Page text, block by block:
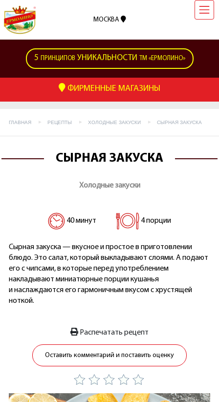
МОСКВА
5 ПРИНЦИПОВ УНИКАЛЬНОСТИ ТМ «ЕРМОЛИНО»
ФИРМЕННЫЕ МАГАЗИНЫ
ГЛАВНАЯ РЕЦЕПТЫ ХОЛОДНЫЕ ЗАКУСКИ СЫРНАЯ ЗАКУСКА
СЫРНАЯ ЗАКУСКА
Холодные закуски
40 минут 4 порции
Сырная закуска — вкусное и простое в приготовлении
блюдо. Это салат, который выкладывают слоями. А подают
его с чипсами, в которые перед употреблением
накладывают миниатюрные порции кушанья
и наслаждаются его гармоничным вкусом с хрустящей
ноткой.
Распечатать рецепт
Оставить комментарий и поставить оценку